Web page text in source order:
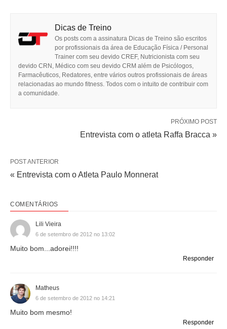
Dicas de Treino
Os posts com a assinatura Dicas de Treino são escritos
por profissionais da área de Educação Física / Personal
Trainer com seu devido CREF, Nutricionista com seu
devido CRN, Médico com seu devido CRM além de Psicólogos,
Farmacêuticos, Redatores, entre vários outros profissionais de áreas
relacionadas ao mundo fitness. Todos com o intuito de contribuir com
a comunidade.
PRÓXIMO POST
Entrevista com o atleta Raffa Bracca »
POST ANTERIOR
« Entrevista com o Atleta Paulo Monnerat
COMENTÁRIOS
Lili Vieira
6 de setembro de 2012 no 13:02
Muito bom...adorei!!!!
Responder
Matheus
6 de setembro de 2012 no 14:21
Muito bom mesmo!
Responder